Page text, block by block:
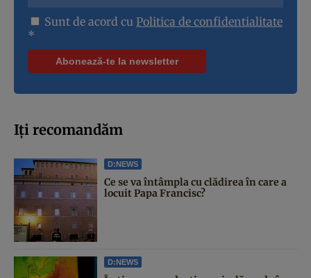
Sunt de acord cu Politica de confidentialitate
*
Iți recomandăm
D:NEWS
Ce se va întâmpla cu clădirea în care a
locuit Papa Francisc?
D:NEWS